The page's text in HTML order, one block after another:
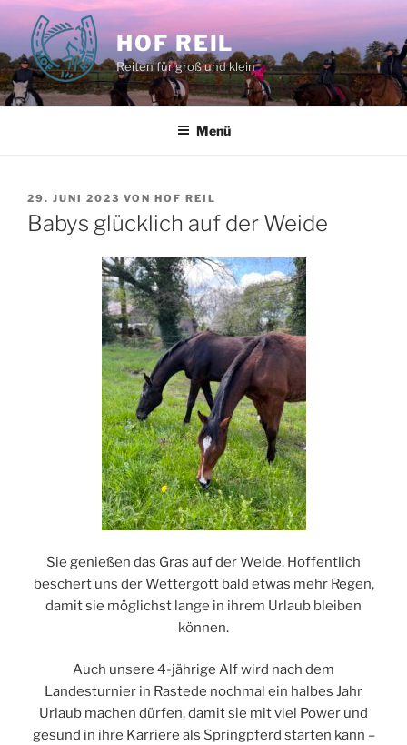
Zum
Inhalt
springen
HOF REIL
Reiten für groß und klein
Menü
VERÖFFENTLICHT
AM
29. JUNI 2023 VON HOF REIL
Babys glücklich auf der Weide
Sie genießen das Gras auf der Weide. Hoffentlich
beschert uns der Wettergott bald etwas mehr Regen,
damit sie möglichst lange in ihrem Urlaub bleiben
können.
Auch unsere 4-jährige Alf wird nach dem
Landesturnier in Rastede nochmal ein halbes Jahr
Urlaub machen dürfen, damit sie mit viel Power und
gesund in ihre Karriere als Springpferd starten kann –